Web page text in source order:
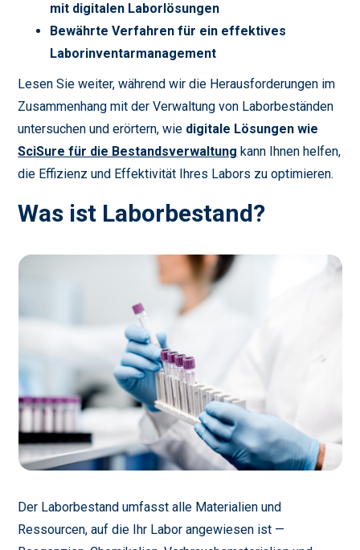
mit digitalen Laborlösungen
Bewährte Verfahren für ein effektives
Laborinventarmanagement
Lesen Sie weiter, während wir die Herausforderungen im
Zusammenhang mit der Verwaltung von Laborbeständen
untersuchen und erörtern, wie digitale Lösungen wie
SciSure für die Bestandsverwaltung kann Ihnen helfen,
die Effizienz und Effektivität Ihres Labors zu optimieren.
Was ist Laborbestand?
Der Laborbestand umfasst alle Materialien und
Ressourcen, auf die Ihr Labor angewiesen ist —